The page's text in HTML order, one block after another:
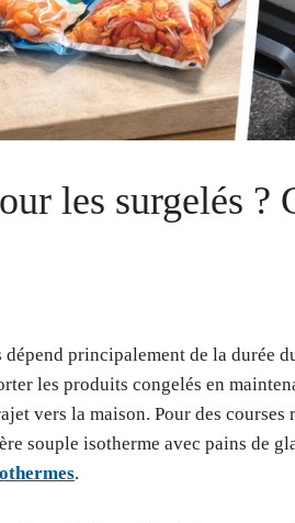
les surgelés
principalement de la durée
les produits congelés en
vers la maison. Pour des
souple isotherme avec pains de
.